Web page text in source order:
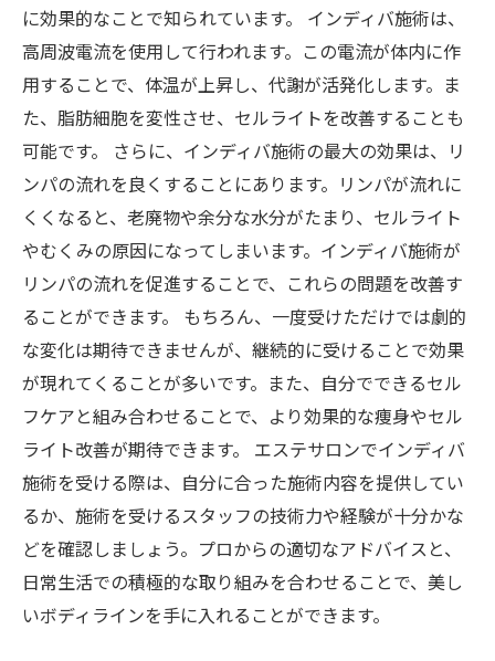
に効果的なことで知られています。 インディバ施術は、
高周波電流を使用して行われます。この電流が体内に作
用することで、体温が上昇し、代謝が活発化します。ま
た、脂肪細胞を変性させ、セルライトを改善することも
可能です。 さらに、インディバ施術の最大の効果は、リ
ンパの流れを良くすることにあります。リンパが流れに
くくなると、老廃物や余分な水分がたまり、セルライト
やむくみの原因になってしまいます。インディバ施術が
リンパの流れを促進することで、これらの問題を改善す
ることができます。 もちろん、一度受けただけでは劇的
な変化は期待できませんが、継続的に受けることで効果
が現れてくることが多いです。また、自分でできるセル
フケアと組み合わせることで、より効果的な痩身やセル
ライト改善が期待できます。 エステサロンでインディバ
施術を受ける際は、自分に合った施術内容を提供してい
るか、施術を受けるスタッフの技術力や経験が十分かな
どを確認しましょう。プロからの適切なアドバイスと、
日常生活での積極的な取り組みを合わせることで、美し
いボディラインを手に入れることができます。